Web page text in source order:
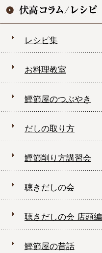
レシピ集
お料理教室
鰹節屋のつぶやき
だしの取り方
鰹節削り方講習会
聴きだしの会
聴きだしの会 店頭編
鰹節屋の昔話